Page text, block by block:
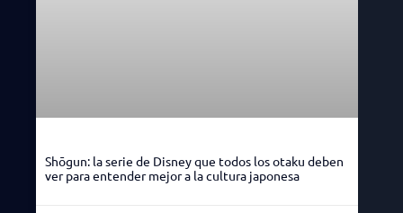
Shōgun: la serie de Disney que todos los otaku deben
ver para entender mejor a la cultura japonesa